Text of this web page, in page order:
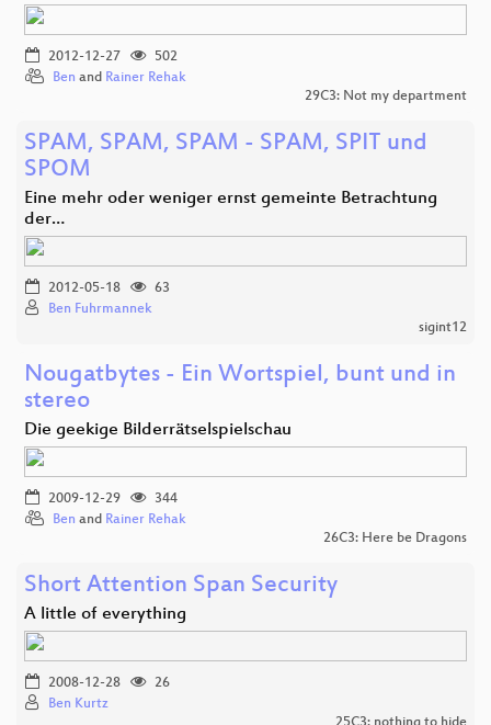
2012-12-27
502
Ben and Rainer Rehak
29C3: Not my department
SPAM, SPAM, SPAM - SPAM, SPIT und
SPOM
Eine mehr oder weniger ernst gemeinte Betrachtung
der…
2012-05-18
63
Ben Fuhrmannek
sigint12
Nougatbytes - Ein Wortspiel, bunt und in
stereo
Die geekige Bilderrätselspielschau
2009-12-29
344
Ben and Rainer Rehak
26C3: Here be Dragons
Short Attention Span Security
A little of everything
2008-12-28
26
Ben Kurtz